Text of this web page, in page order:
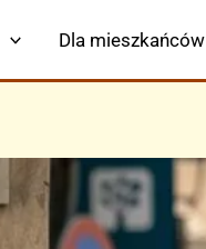
Dla mieszkańców